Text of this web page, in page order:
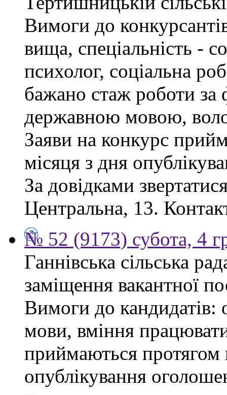
Вимоги до
вища, спеціальність -
психолог, соціальна
бажано стаж роботи за
державною мовою,
Заяви на конкурс
місяця з дня
За довідками
Центральна, 13.
№ 52 (9173) субота, 4
Ганнівська сільська
заміщення вакантної
Вимоги до кандидатів:
мови, вміння
приймаються протягом
опублікування